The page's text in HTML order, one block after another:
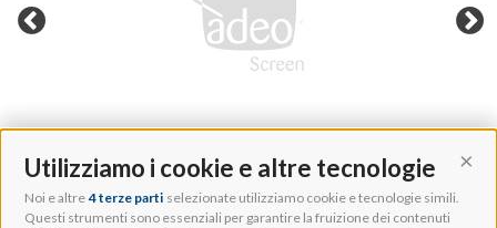
Utilizziamo i cookie e altre tecnologie
Noi e altre 4 terze parti selezionate utilizziamo cookie e tecnologie simili.
Questi strumenti sono essenziali per garantire la fruizione dei contenuti
Adeo Group S.r.l.